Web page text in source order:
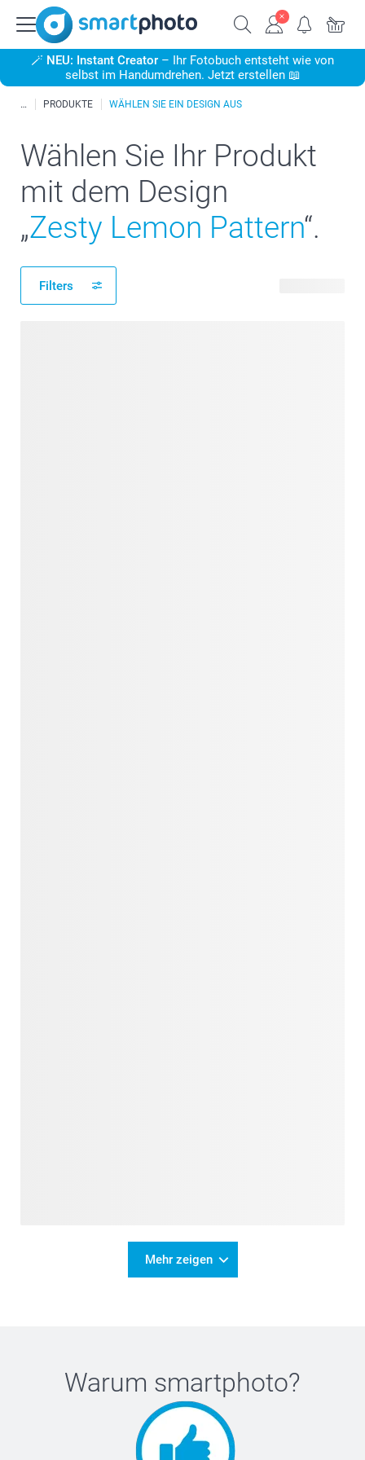
🪄 NEU: Instant Creator – Ihr Fotobuch entsteht wie von
selbst im Handumdrehen. Jetzt erstellen 📖
PRODUKTE WÄHLEN SIE EIN DESIGN AUS
Wählen Sie Ihr Produkt
mit dem Design
„Zesty Lemon Pattern“.
Filters
Mehr zeigen
Warum smartphoto?